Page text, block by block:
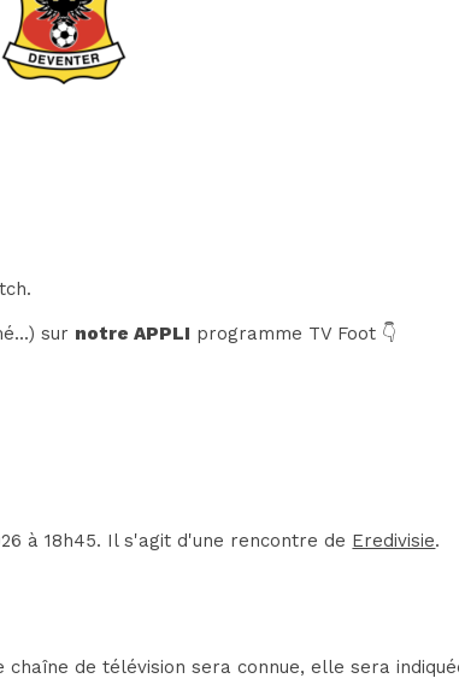
sur notre APPLI programme TV Foot 👇
à 18h45. Il s'agit d'une rencontre de Eredivisie.
chaîne de télévision sera connue, elle sera